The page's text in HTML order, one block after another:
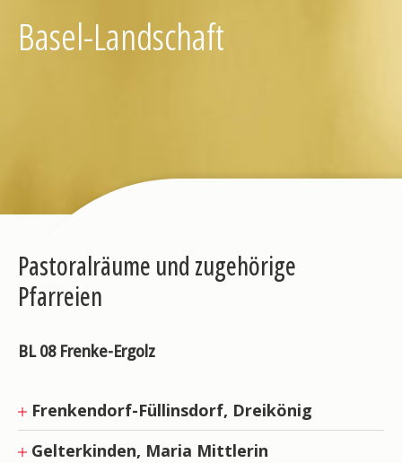
Basel-Landschaft
Pastoralräume und zugehörige
Pfarreien
BL 08 Frenke-Ergolz
Frenkendorf-Füllinsdorf, Dreikönig
Gelterkinden, Maria Mittlerin